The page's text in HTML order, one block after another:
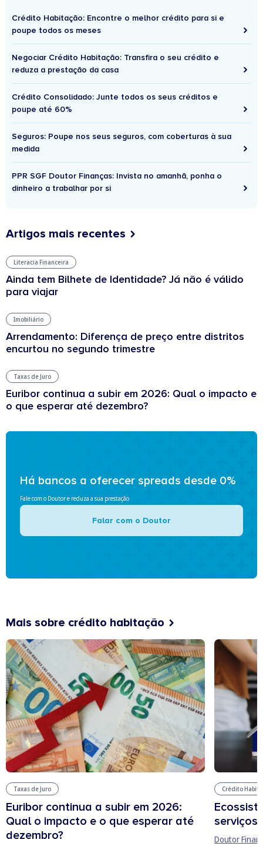
Crédito Habitação: Encontre o melhor crédito para si e
poupe todos os meses
Negociar Crédito Habitação: Transfira o seu crédito e
reduza a prestação da casa
Crédito Consolidado: Junte todos os seus créditos e
poupe até 60%
Seguros: Poupe nos seus seguros, com coberturas à sua
medida
PPR SGF Doutor Finanças: Invista no amanhã, ponha o
dinheiro a trabalhar por si
Artigos mais recentes
Literacia Financeira
Ainda tem Bilhete de Identidade? Já não é válido
para viajar
Imobiliário
Arrendamento: Diferença de preço entre distritos
encurtou no segundo trimestre
Taxas de Juro
Euribor continua a subir em 2026: Qual o impacto e
o que esperar até dezembro?
Há bancos a oferecer spreads desde 0%
Fale com o Doutor e reduza a sua prestação
Falar com o Doutor
Mais sobre crédito habitação
Taxas de Juro
Euribor continua a subir em 2026:
Qual o impacto e o que esperar até
dezembro?
Crédito
serviços
Doutor